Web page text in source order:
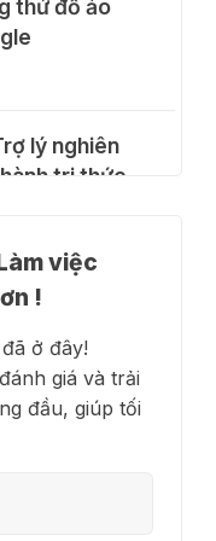
Plus 12
script và
giáo viên
thử đồ ảo
lý nghiên
tri thức
ý tưởng
cao
lý lập trình
việc
!
ở đây!
giá và trải
đầu, giúp tối